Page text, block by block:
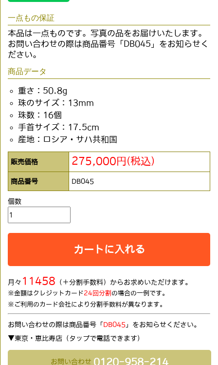
一点もの保証
本品は一点ものです。写真の品をお届けいたします。
お問い合わせの際は商品番号「DB045」をお知らせく
ださい。
商品データ
重さ：50.8g
珠のサイズ：13mm
珠数：16個
手首サイズ：17.5cm
産地：ロシア・サハ共和国
販売価格 275,000円(税込)
商品番号 DB045
個数
カートに入れる
月々 11458 （＋分割手数料）からお求めいただけます。
※金額はクレジットカード24回分割 の場合の一例です。
※ご利用のカード会社により分割手数料が異なります。
お問い合わせの際は商品番号「 DB045」をお知らせください。
▼東京・恵比寿店（タップで電話できます)
お問い合わせ 0120-958-214